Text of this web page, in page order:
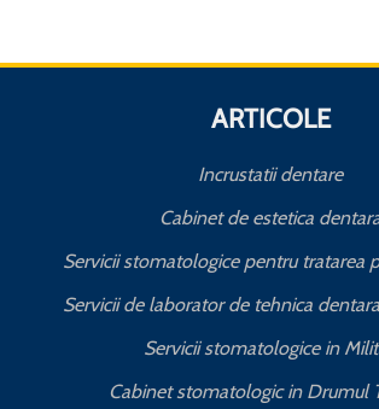
ARTICOLE
Incrustatii dentare
Cabinet de estetica
Servicii stomatologice pentru tratarea
Servicii de laborator de tehnica
Servicii stomatologice in
Cabinet stomatologic in Drumul